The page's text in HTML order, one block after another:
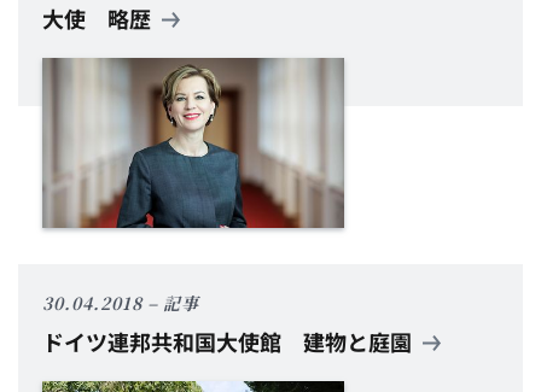
大使 略歴
30.04.2018 記事
ドイツ連邦共和国大使館 建物と庭園